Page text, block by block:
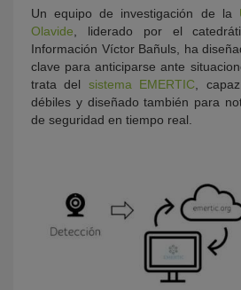
Un equipo de investigación de la
Olavide , liderado por el
Información Víctor Bañuls, ha
clave para anticiparse ante
trata del sistema EMERTIC ,
débiles y diseñado también para
de seguridad en tiempo real.